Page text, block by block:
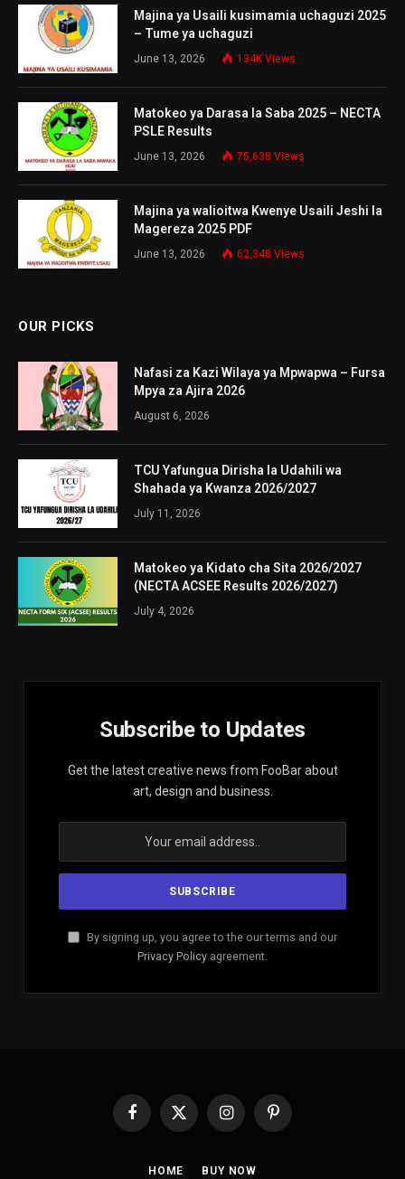
Majina ya Usaili kusimamia uchaguzi 2025
– Tume ya uchaguzi
June 13, 2026 134K Views
Matokeo ya Darasa la Saba 2025 – NECTA
PSLE Results
June 13, 2026 75,638 Views
Majina ya walioitwa Kwenye Usaili Jeshi la
Magereza 2025 PDF
June 13, 2026 62,348 Views
OUR PICKS
Nafasi za Kazi Wilaya ya Mpwapwa – Fursa
Mpya za Ajira 2026
August 6, 2026
TCU Yafungua Dirisha la Udahili wa
Shahada ya Kwanza 2026/2027
July 11, 2026
Matokeo ya Kidato cha Sita 2026/2027
(NECTA ACSEE Results 2026/2027)
July 4, 2026
Subscribe to Updates
Get the latest creative news from FooBar about
art, design and business.
By signing up, you agree to the our terms and our
Privacy Policy agreement.
Facebook
X
InstagramPinterest
HOME BUY NOW